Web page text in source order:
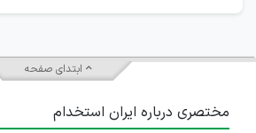
ابتدای صفحه
مختصری درباره ایران استخدام